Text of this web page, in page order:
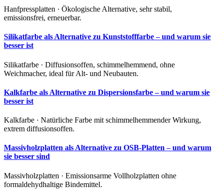
Hanfpressplatten · Ökologische Alternative, sehr stabil,
emissionsfrei, erneuerbar.
Silikatfarbe als Alternative zu Kunststofffarbe – und warum sie
besser ist
Silikatfarbe · Diffusionsoffen, schimmelhemmend, ohne
Weichmacher, ideal für Alt- und Neubauten.
Kalkfarbe als Alternative zu Dispersionsfarbe – und warum sie
besser ist
Kalkfarbe · Natürliche Farbe mit schimmelhemmender Wirkung,
extrem diffusionsoffen.
Massivholzplatten als Alternative zu OSB-Platten – und warum
sie besser sind
Massivholzplatten · Emissionsarme Vollholzplatten ohne
formaldehydhaltige Bindemittel.